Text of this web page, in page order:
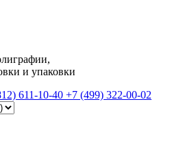
и упаковки
611-10-40 +7 (499) 322-00-02